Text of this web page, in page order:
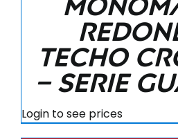
techo
– Serie
Login to see prices